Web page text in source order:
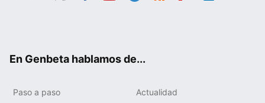
En Genbeta hablamos de...
Paso a paso Actualidad